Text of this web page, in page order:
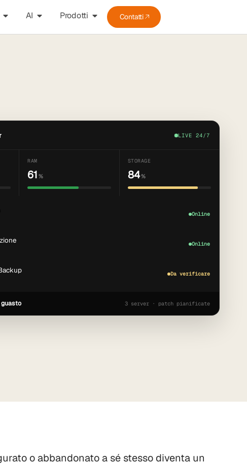
AI Prodotti Contatti
LIVE 24/7
RAM
61 %
STORAGE
84%
Online
Online
Da verificare
3 server · patch pianificate
o abbandonato a sé stesso diventa un